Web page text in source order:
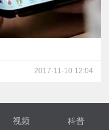
2017-11-10 12:04
视频 科普